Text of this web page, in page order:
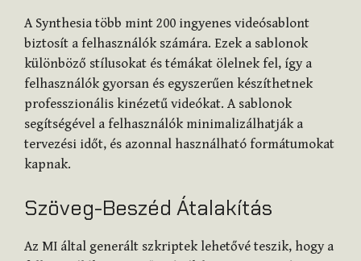
A Synthesia több mint 200 ingyenes videósablont
biztosít a felhasználók számára. Ezek a sablonok
különböző stílusokat és témákat ölelnek fel, így a
felhasználók gyorsan és egyszerűen készíthetnek
professzionális kinézetű videókat. A sablonok
segítségével a felhasználók minimalizálhatják a
tervezési időt, és azonnal használható formátumokat
kapnak.
Szöveg-Beszéd Átalakítás
Az MI által generált szkriptek lehetővé teszik, hogy a